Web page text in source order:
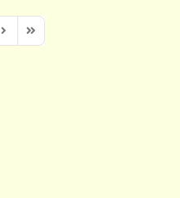
Next PageLast Page